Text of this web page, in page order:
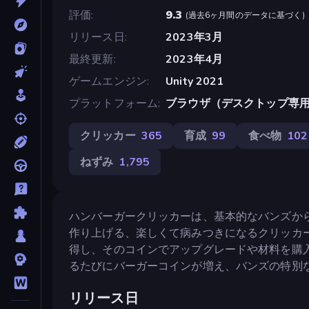
評価
9.3 (過去6ヶ月間のデータに基づく )
リリース日
2023年3月
最終更新
2023年4月
ゲームエンジン
Unity 2021
プラットフォーム ブラウザ（デスクトップ専
クリッカー 365 育成 99 食べ物 102
ねずみ 1,795
ハンバーガークリッカーは、基本的なバンズ
作り上げる、楽しくて病みつきになるクリッ
得し、そのコインでアップグレードや材料を
るたびにバーガーコインが増え、バンズの特
リリース日